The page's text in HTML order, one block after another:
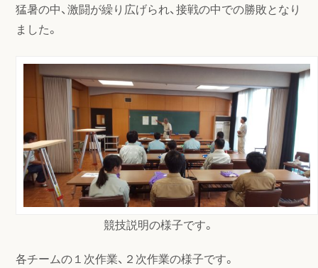
猛暑の中、激闘が繰り広げられ、接戦の中での勝敗となり
ました。
競技説明の様子です。
各チームの１次作業、２次作業の様子です。